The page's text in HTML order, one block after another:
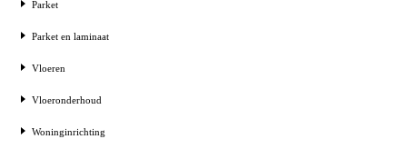
Parket
Parket en laminaat
Vloeren
Vloeronderhoud
Woninginrichting